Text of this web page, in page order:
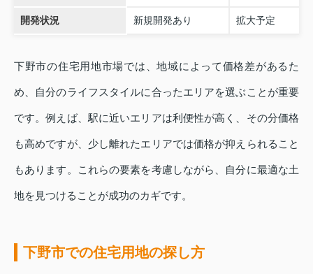
開発状況 新規開発あり 拡大予定
下野市の住宅用地市場では、地域によって価格差があるた
め、自分のライフスタイルに合ったエリアを選ぶことが重要
です。例えば、駅に近いエリアは利便性が高く、その分価格
も高めですが、少し離れたエリアでは価格が抑えられること
もあります。これらの要素を考慮しながら、自分に最適な土
地を見つけることが成功のカギです。
下野市での住宅用地の探し方